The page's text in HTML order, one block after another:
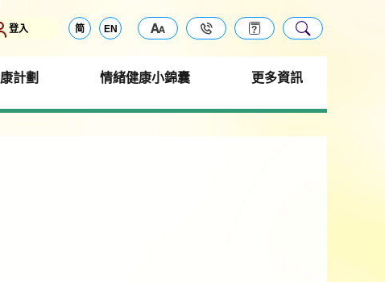
登入 简 EN
計劃 情緒健康小錦囊 更多資訊